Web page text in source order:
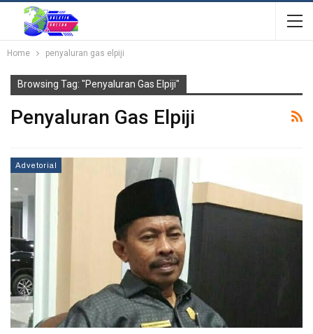
Home penyaluran gas elpiji
Browsing Tag: "penyaluran Gas Elpiji"
Penyaluran Gas Elpiji
Advetorial